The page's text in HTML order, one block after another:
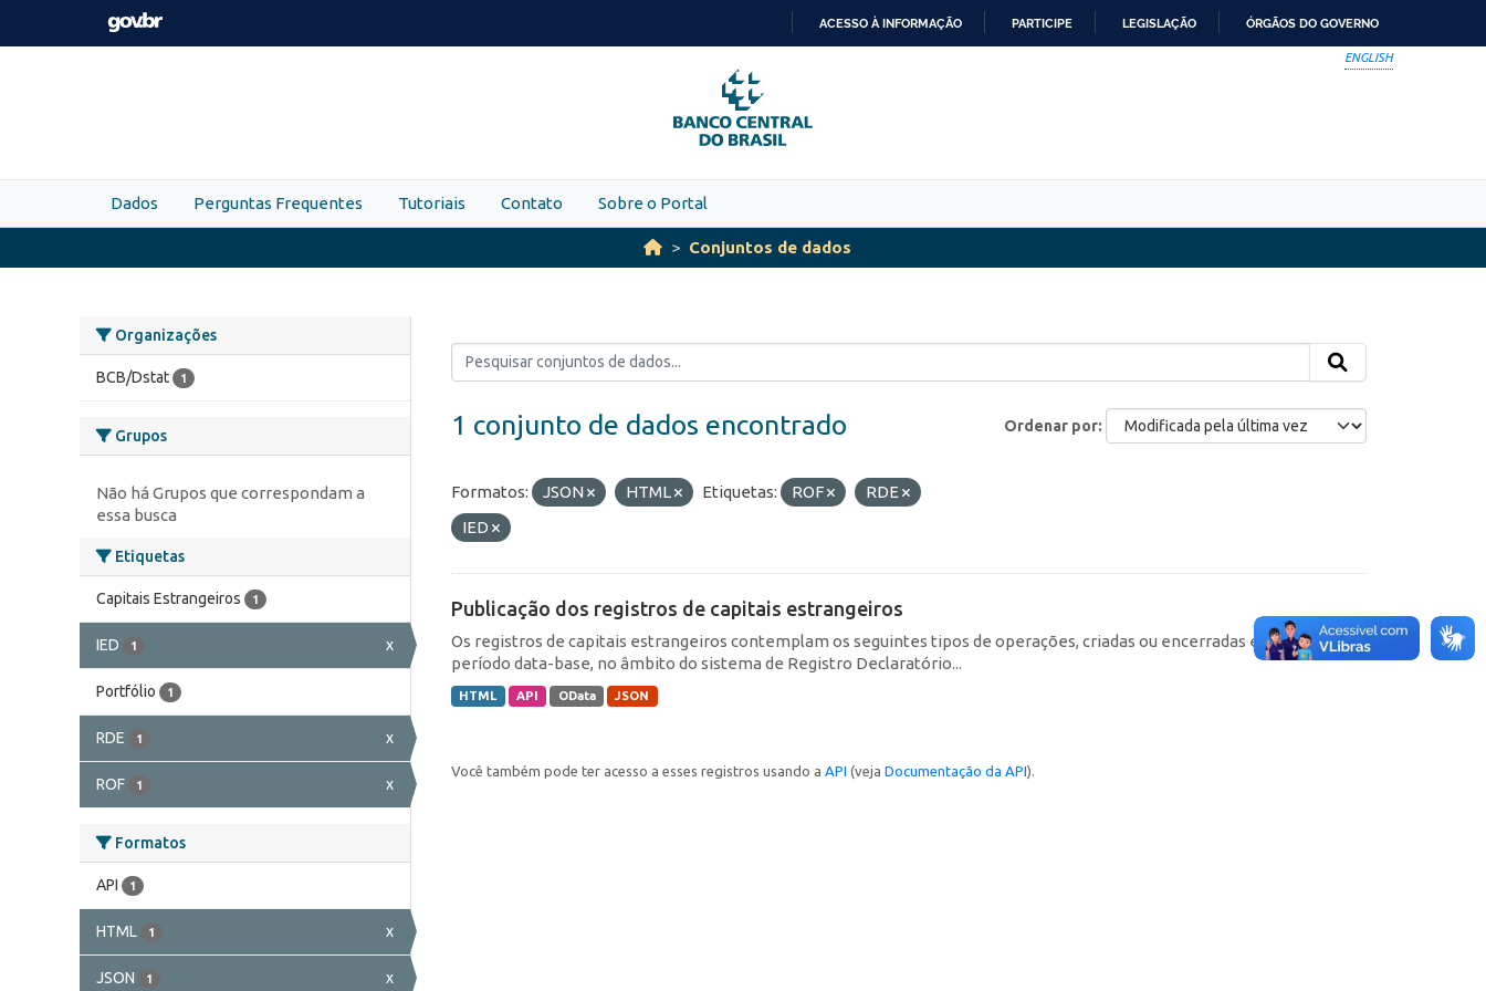
Skip to main content
PARA
O
CONTEÚDO
ACESSO À INFORMAÇÃO PARTICIPE LEGISLAÇÃO ÓRGÃOS DO GOVERNO
ENGLISH
Dados Perguntas Frequentes Tutoriais Contato Sobre o Portal
Conjuntos de dados
Organizações
BCB/Dstat 1
Grupos
Não há Grupos que correspondam a
essa busca
Etiquetas
Capitais Estrangeiros 1
IED 1 x
Portfólio 1
RDE 1 x
ROF 1 x
Formatos
API 1
HTML 1 x
JSON 1 x
Ordenar por
1 conjunto de dados encontrado
Formatos: JSON HTML Etiquetas: ROF
RDE
IED
Publicação dos registros de capitais estrangeiros
Os registros de capitais estrangeiros contemplam os seguintes tipos de operações, criadas ou encerradas em cada
período data-base, no âmbito do sistema de Registro Declaratório...
HTML API OData JSON
Você também pode ter acesso a esses registros usando a API (veja Documentação da API).